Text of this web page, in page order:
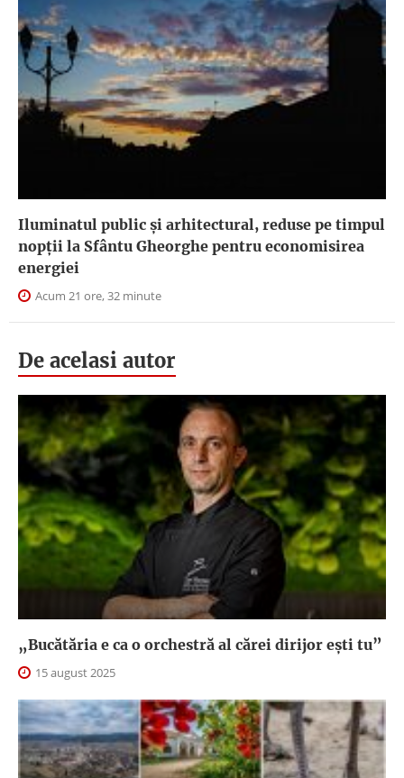
Iluminatul public şi arhitectural, reduse pe timpul
nopţii la Sfântu Gheorghe pentru economisirea
energiei
Acum 21 ore, 32 minute
De acelasi autor
„Bucătăria e ca o orchestră al cărei dirijor ești tu”
15 august 2025